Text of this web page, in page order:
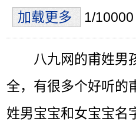
加载更多
1/10000
八九网的甫姓男
全，有很多个好听的
姓男宝宝和女宝宝名